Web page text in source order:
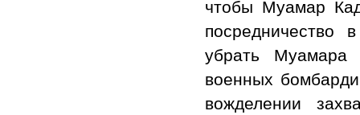
чтобы Муамар
посредничество
убрать Муамара
военных
вожделении